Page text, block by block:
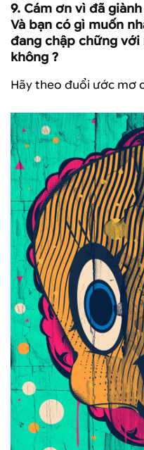
9. Cám ơn vì đã
Và bạn có gì muốn
đang chập chững
không ?
Hãy theo đuổi ước mơ